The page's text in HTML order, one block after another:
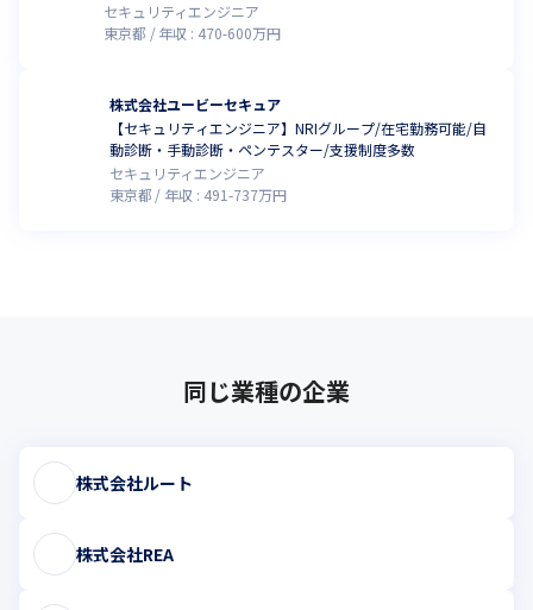
セキュリティエンジニア
東京都
年収 : 470-600万円
株式会社ユービーセキュア
【セキュリティエンジニア】NRIグループ/在宅勤務可能/自
動診断・手動診断・ペンテスター/支援制度多数
セキュリティエンジニア
東京都
年収 : 491-737万円
同じ業種の企業
株式会社ルート
株式会社REA